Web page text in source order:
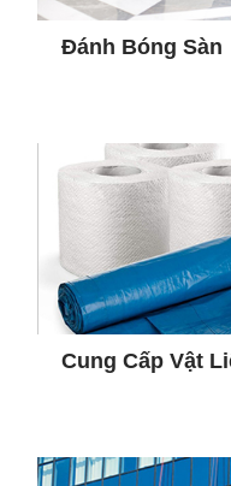
Đánh Bóng Sàn
Cung Cấp Vật